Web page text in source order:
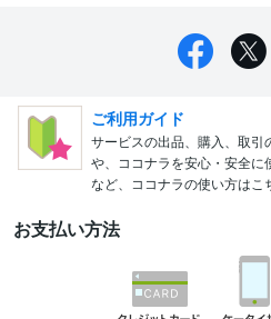
ご利用ガイド
サービスの出品、購入、取
や、ココナラを安心・安全に
など、ココナラの使い方はこ
お支払い方法